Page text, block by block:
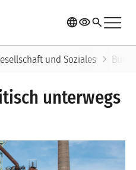
languagevisibilitysearchmenu
und Soziales chevron_right Büro
unterwegs